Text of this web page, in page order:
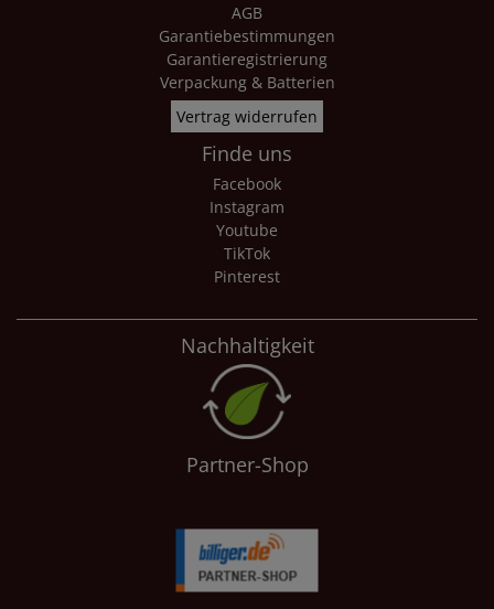
AGB
Garantiebestimmungen
Garantieregistrierung
Verpackung & Batterien
Vertrag widerrufen
Finde uns
Facebook
Instagram
Youtube
TikTok
Pinterest
Nachhaltigkeit
Partner-Shop